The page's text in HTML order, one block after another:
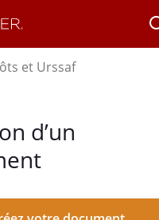
et Urssaf
d’un